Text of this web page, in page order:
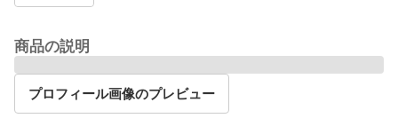
商品の説明
プロフィール画像のプレビュー